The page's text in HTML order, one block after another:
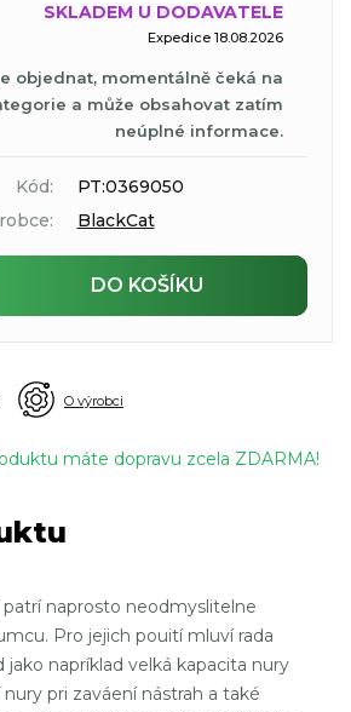
SKLADEM U DODAVATELE
Expedice 18.08.2026
objednat, momentálně čeká na
a může obsahovat zatím
neúplné informace.
Kód:
PT:0369050
BlackCat
DO KOŠÍKU
O výrobci
máte dopravu zcela ZDARMA!
patrí naprosto neodmyslitelne
Pro jejich pouití mluví rada
napríklad velká kapacita nury
pri zaváení nástrah a také